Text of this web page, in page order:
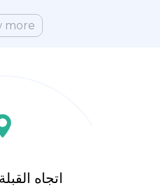
more
اتجاه